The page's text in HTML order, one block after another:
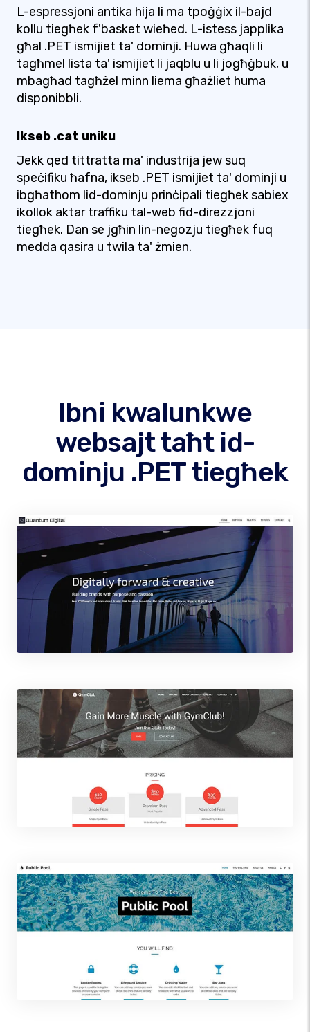
L-espressjoni antika hija li ma tpoġġix il-bajd
kollu tiegħek f'basket wieħed. L-istess japplika
għal .PET ismijiet ta' dominji. Huwa għaqli li
tagħmel lista ta' ismijiet li jaqblu u li jogħġbuk, u
mbagħad tagħżel minn liema għażliet huma
disponibbli.
Ikseb .cat uniku
Jekk qed tittratta ma' industrija jew suq
speċifiku ħafna, ikseb .PET ismijiet ta' dominji u
ibgħathom lid-dominju prinċipali tiegħek sabiex
ikollok aktar traffiku tal-web fid-direzzjoni
tiegħek. Dan se jgħin lin-negozju tiegħek fuq
medda qasira u twila ta' żmien.
Ibni kwalunkwe
websajt taħt id-
dominju .PET tiegħek